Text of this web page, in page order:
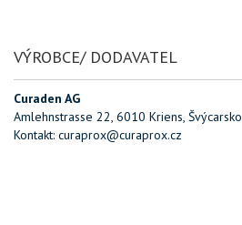
VÝROBCE/ DODAVATEL
Curaden AG
Amlehnstrasse 22, 6010 Kriens, Švýcarsko
Kontakt: curaprox@curaprox.cz